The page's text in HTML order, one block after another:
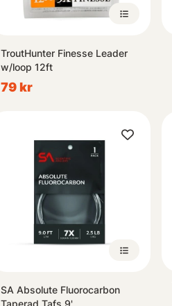
TroutHunter Finesse Leader
w/loop 12ft
79 kr
SA Absolute Fluorocarbon
Taperad Tafs 9'